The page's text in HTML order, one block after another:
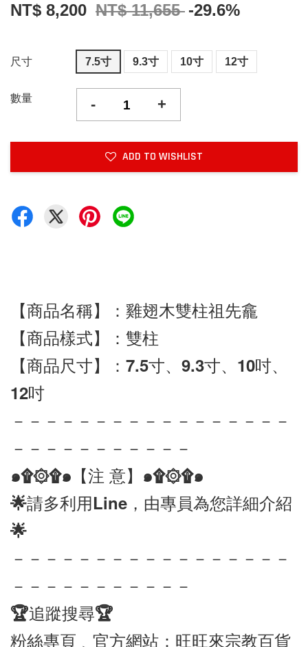
NT$ 8,200 NT$ 11,655 -29.6%
尺寸 7.5寸 9.3寸 10寸 12寸
數量 - +
ADD TO WISHLIST
【商品名稱】：雞翅木雙柱祖先龕
【商品樣式】：雙柱
【商品尺寸】：7.5寸、9.3寸、10吋、
12吋
－－－－－－－－－－－－－－－－－
－－－－－－－－－－－
๑۩۞۩๑【注 意】๑۩۞۩๑
🌟請多利用Line，由專員為您詳細介紹
🌟
－－－－－－－－－－－－－－－－－
－－－－－－－－－－－
🏆追蹤搜尋🏆
粉絲專頁﹑官方網站：旺旺來宗教百貨